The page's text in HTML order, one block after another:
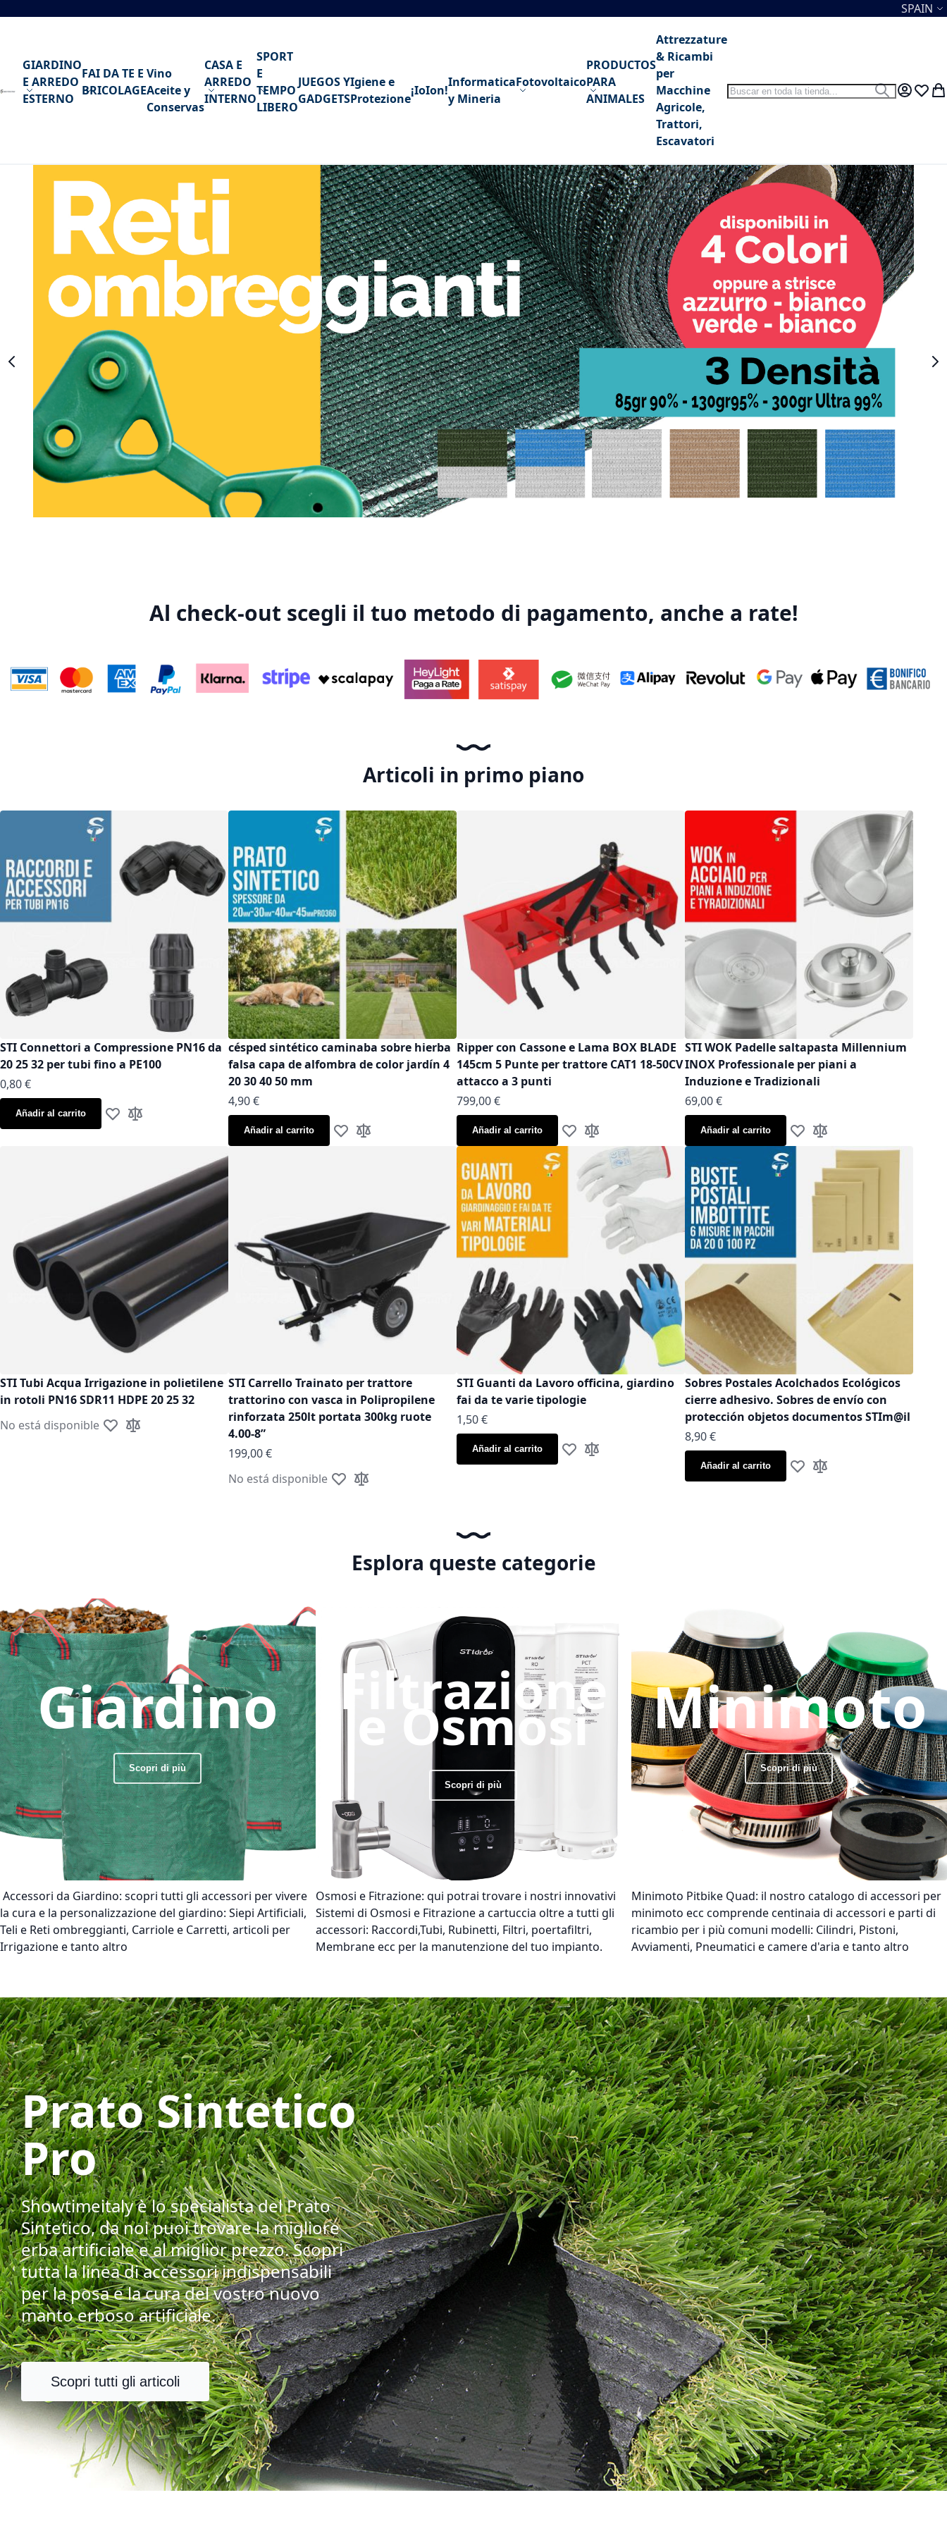
Ir al contenido SPAIN
GIARDINO
E ARREDO
ESTERNO
FAI DA TE E
BRICOLAGE
Vino
Aceite y
Conservas
CASA E
ARREDO
INTERNO
SPORT
E
TEMPO
LIBERO
JUEGOS Y
GADGETS
Igiene e
Protezione
¡IoIon!
Informatica
y Mineria
Fotovoltaico
PRODUCTOS
PARA
ANIMALES
Attrezzature
& Ricambi
per
Macchine
Agricole,
Trattori,
Escavatori
Search
Search
My Lista
Mi
Al check-out scegli il tuo metodo di pagamento, anche a rate!
Articoli in primo piano
STI Connettori a Compressione PN16 da
20 25 32 per tubi fino a PE100
As low as
0,80 €
Añadir al carrito Añadir a la Lista de Deseos
Añadir para comparar
césped sintético caminaba sobre hierba
falsa capa de alfombra de color jardín 4
20 30 40 50 mm
As low as
4,90 €
Añadir al carrito Añadir a la Lista de Deseos
Añadir para comparar
Ripper con Cassone e Lama BOX BLADE
145cm 5 Punte per trattore CAT1 18-50CV
attacco a 3 punti
799,00 €
Añadir al carrito Añadir a la Lista de Deseos
Añadir para comparar
STI WOK Padelle saltapasta Millennium
INOX Professionale per piani a
Induzione e Tradizionali
As low as
69,00 €
Añadir al carrito Añadir a la Lista de Deseos
Añadir para comparar
STI Tubi Acqua Irrigazione in polietilene
in rotoli PN16 SDR11 HDPE 20 25 32
No está disponible Añadir a la Lista de Deseos
Añadir para comparar
STI Carrello Trainato per trattore
trattorino con vasca in Polipropilene
rinforzata 250lt portata 300kg ruote
4.00-8”
199,00 €
No está disponible Añadir a la Lista de Deseos
Añadir para comparar
STI Guanti da Lavoro officina, giardino
fai da te varie tipologie
As low as
1,50 €
Añadir al carrito Añadir a la Lista de Deseos
Añadir para comparar
Sobres Postales Acolchados Ecológicos
cierre adhesivo. Sobres de envío con
protección objetos documentos STIm@il
As low as
8,90 €
Añadir al carrito Añadir a la Lista de Deseos
Añadir para comparar
Esplora queste categorie
Giardino
Scopri di più
Accessori da Giardino: scopri tutti gli accessori per vivere
la cura e la personalizzazione del giardino: Siepi Artificiali,
Teli e Reti ombreggianti, Carriole e Carretti, articoli per
Irrigazione e tanto altro
Filtrazione
e Osmosi
Scopri di più
Osmosi e Fitrazione: qui potrai trovare i nostri innovativi
Sistemi di Osmosi e Fitrazione a cartuccia oltre a tutti gli
accessori: Raccordi,Tubi, Rubinetti, Filtri, poertafiltri,
Membrane ecc per la manutenzione del tuo impianto.
Minimoto
Scopri di più
Minimoto Pitbike Quad: il nostro catalogo di accessori per
minimoto ecc comprende centinaia di accessori e parti di
ricambio per i più comuni modelli: Cilindri, Pistoni,
Avviamenti, Pneumatici e camere d'aria e tanto altro
Prato Sintetico
Pro
Showtimeitaly è lo specialista del Prato
Sintetico, da noi puoi trovare la migliore
erba artificiale e al miglior prezzo. Scopri
tutta la linea di accessori indispensabili
per la posa e la cura del vostro nuovo
manto erboso artificiale.
Scopri tutti gli articoli